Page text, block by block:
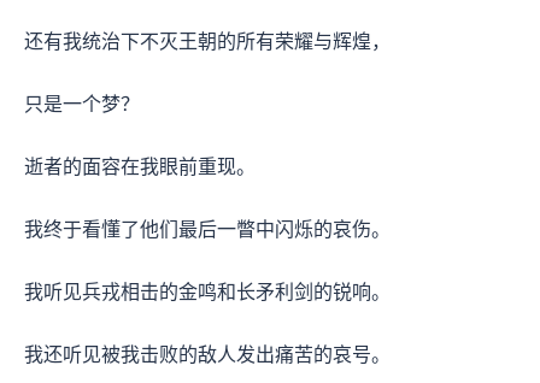
还有我统治下不灭王朝的所有荣耀与辉煌，
只是一个梦？
逝者的面容在我眼前重现。
我终于看懂了他们最后一瞥中闪烁的哀伤。
我听见兵戎相击的金鸣和长矛利剑的锐响。
我还听见被我击败的敌人发出痛苦的哀号。